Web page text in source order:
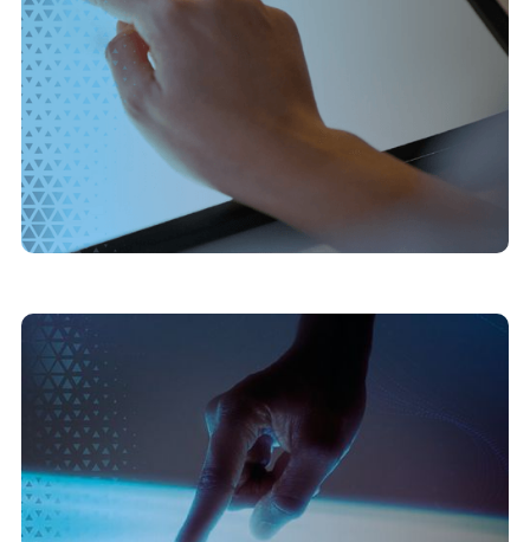
18/5/2026
Quais recursos comparar em softwares de
apresentações interativas?